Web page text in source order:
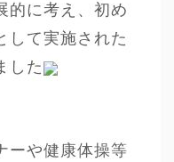
的に考え、初め
して実施された
した
ーや健康体操等